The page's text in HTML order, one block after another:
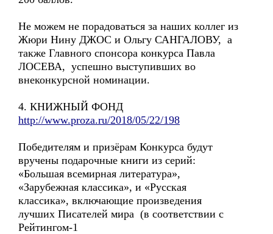
Не можем не порадоваться за наших коллег из
Жюри Нину ДЖОС и Ольгу САНГАЛОВУ, а
также Главного спонсора конкурса Павла
ЛОСЕВА, успешно выступивших во
внеконкурсной номинации.
4. КНИЖНЫЙ ФОНД
http://www.proza.ru/2018/05/22/198
Победителям и призёрам Конкурса будут
вручены подарочные книги из серий:
«Большая всемирная литература»,
«Зарубежная классика», и «Русская
классика», включающие произведения
лучших Писателей мира (в соответствии с
Рейтингом-1